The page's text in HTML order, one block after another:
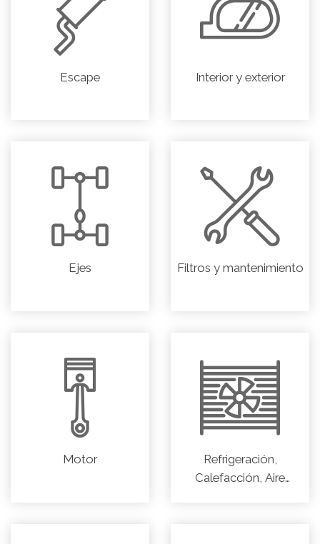
Escape Interior y exterior
Ejes Filtros y mantenimiento
Motor
Refrigeración,
Calefacción, Aire